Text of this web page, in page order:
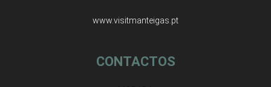
www.visitmanteigas.pt
CONTACTOS